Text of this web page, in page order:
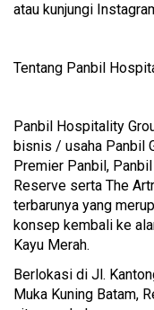
atau kunjungi
Tentang Panbil
Panbil Hospitality
bisnis / usaha Panbil
Premier Panbil,
Reserve serta The
terbarunya yang
konsep kembali ke
Kayu Merah.
Berlokasi di Jl.
Muka Kuning Batam,